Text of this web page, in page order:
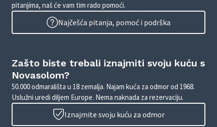
pitanjima, naš će vam tim rado pomoći.
Najčešća pitanja, pomoć i podrška
Zašto biste trebali iznajmiti svoju kuću s
Novasolom?
50.000 odmarališta u 18 zemalja. Najam kuća za odmor od 1968.
Uslužni uredi diljem Europe. Nema naknada za rezervaciju.
Iznajmite svoju kuću za odmor